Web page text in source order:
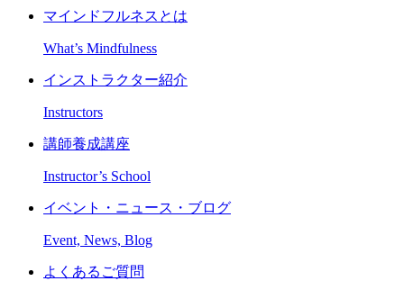
マインドフルネスとは
What’s Mindfulness
インストラクター紹介
Instructors
講師養成講座
Instructor’s School
イベント・ニュース・ブログ
Event, News, Blog
よくあるご質問